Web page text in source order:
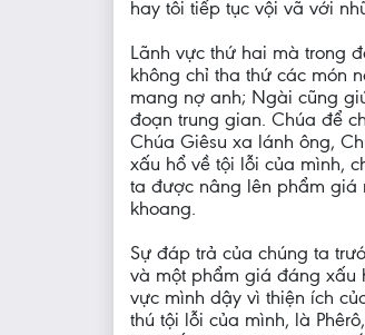
hay tôi tiếp tục vội vã với
Lãnh vực thứ hai mà trong
không chỉ tha thứ các món
mang nợ anh; Ngài cũng
đoạn trung gian. Chúa để
Chúa Giêsu xa lánh ông,
xấu hổ về tội lỗi của mình,
ta được nâng lên phẩm giá
khoang.
Sự đáp trả của chúng ta
và một phẩm giá đáng xấu
vực mình dậy vì thiện ích
thú tội lỗi của mình, là